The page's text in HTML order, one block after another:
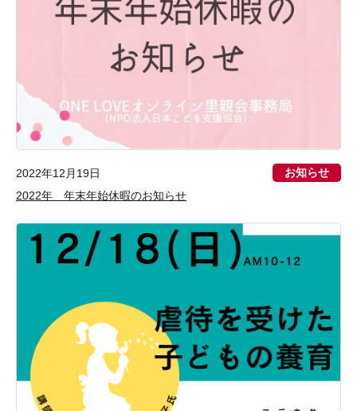
2022年12月19日
お知らせ
2022年 年末年始休暇のお知らせ